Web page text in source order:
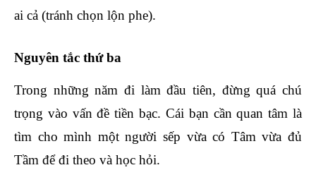
ai cả (tránh chọn lộn phe).
Nguyên tắc thứ ba
Trong những năm đi làm đầu tiên, đừng quá chú
trọng vào vấn đề tiền bạc. Cái bạn cần quan tâm là
tìm cho mình một người sếp vừa có Tâm vừa đủ
Tầm để đi theo và học hỏi.